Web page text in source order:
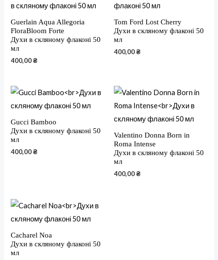
Guerlain Aqua Allegoria
FloraBloom Forte
Духи в скляному флаконі 50
мл
400,00₴
Tom Ford Lost Cherry
Духи в скляному флаконі 50
мл
400,00₴
Gucci Bamboo
Духи в скляному флаконі 50
мл
400,00₴
Valentino Donna Born in
Roma Intense
Духи в скляному флаконі 50
мл
400,00₴
Cacharel Noa
Духи в скляному флаконі 50
мл